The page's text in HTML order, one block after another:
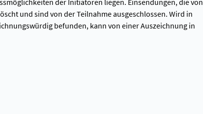
der Initiatoren liegen. Einsendungen, die von
und sind von der Teilnahme ausgeschlossen. Wird in
befunden, kann von einer Auszeichnung in